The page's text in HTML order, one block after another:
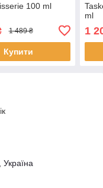
100 ml
1 489 ₴
Купити
ml
1